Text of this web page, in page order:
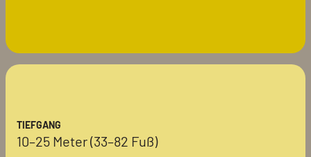
TIEFGANG
10–25 Meter (33–82 Fuß)